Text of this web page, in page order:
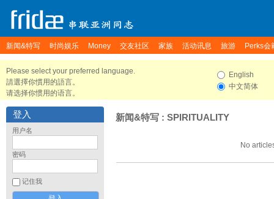
新闻&特写 时尚娱乐 Money 交友社区 家族 活动讯息 旅游 Perks会
Please select your preferred language.
請選擇你慣用的語言。
请选择你惯用的语言。
English
中文简体
登入
用户名
密码
记住我
新闻&特写 : SPIRITUALITY
No